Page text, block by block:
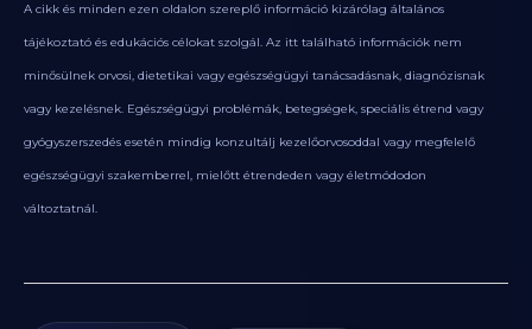
A cikk és minden ezen oldalon szereplő információ kizárólag általános
tájékoztató és edukációs célokat szolgál. Az itt található információk nem
minősülnek orvosi, dietetikai vagy egészségügyi tanácsadásnak, diagnózisnak
vagy kezelésnek. Egészségügyi problémák, betegségek, speciális étrend vagy
gyógyszerszedés esetén mindig konzultálj kezelőorvosoddal vagy megfelelő
egészségügyi szakemberrel, mielőtt étrendeden vagy életmódodon
változtatnál.